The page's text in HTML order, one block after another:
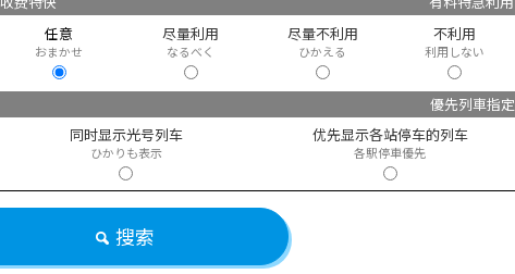
任意
おまかせ
尽量利用
なるべく
尽量不利用
ひかえる
不利用
利用しない
優先列車指定
同时显示光号列车
ひかりも表示
优先显示各站停车的列车
各駅停車優先
搜索